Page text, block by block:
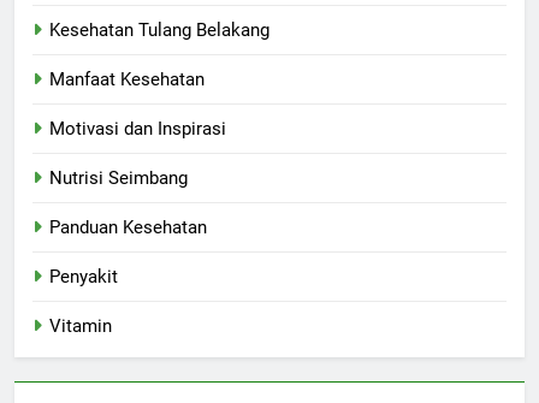
Kesehatan Tulang Belakang
Manfaat Kesehatan
Motivasi dan Inspirasi
Nutrisi Seimbang
Panduan Kesehatan
Penyakit
Vitamin